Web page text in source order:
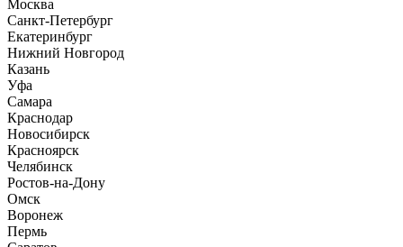
Москва
Санкт-Петербург
Екатеринбург
Нижний Новгород
Казань
Уфа
Самара
Краснодар
Новосибирск
Красноярск
Челябинск
Ростов-на-Дону
Омск
Воронеж
Пермь